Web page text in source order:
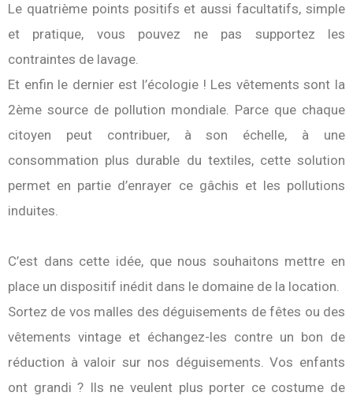
Le quatrième points positifs et aussi facultatifs, simple
et pratique, vous pouvez ne pas supportez les
contraintes de lavage.
Et enfin le dernier est l’écologie ! Les vêtements sont la
2ème source de pollution mondiale. Parce que chaque
citoyen peut contribuer, à son échelle, à une
consommation plus durable du textiles, cette solution
permet en partie d’enrayer ce gâchis et les pollutions
induites.
C’est dans cette idée, que nous souhaitons mettre en
place un dispositif inédit dans le domaine de la location.
Sortez de vos malles des déguisements de fêtes ou des
vêtements vintage et échangez-les contre un bon de
réduction à valoir sur nos déguisements. Vos enfants
ont grandi ? Ils ne veulent plus porter ce costume de